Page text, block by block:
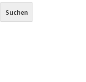
Suchen